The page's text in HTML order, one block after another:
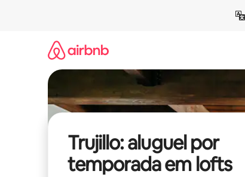
Trujillo: aluguel por
temporada em lofts